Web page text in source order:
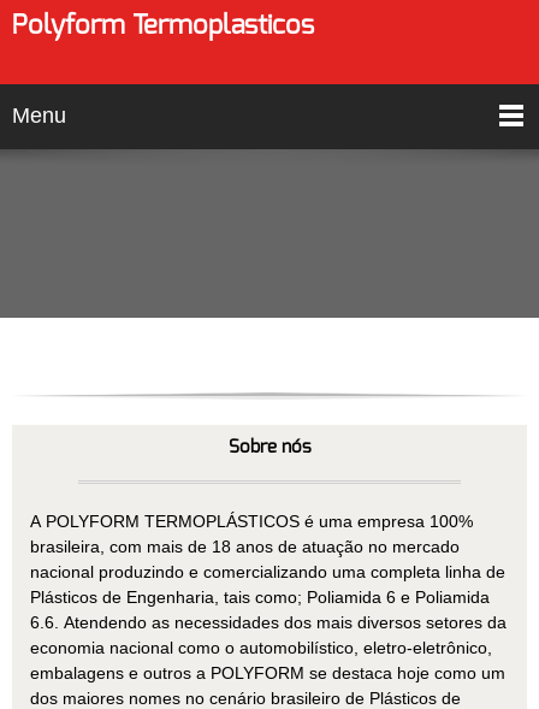
Polyform Termoplasticos
Menu
Sobre nós
A POLYFORM TERMOPLÁSTICOS é uma empresa 100%
brasileira, com mais de 18 anos de atuação no mercado
nacional produzindo e comercializando uma completa linha de
Plásticos de Engenharia, tais como; Poliamida 6 e Poliamida
6.6. Atendendo as necessidades dos mais diversos setores da
economia nacional como o automobilístico, eletro-eletrônico,
embalagens e outros a POLYFORM se destaca hoje como um
dos maiores nomes no cenário brasileiro de Plásticos de